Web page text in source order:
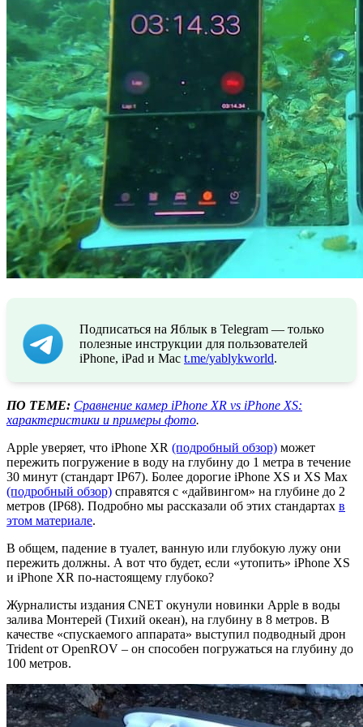
Подписаться на Яблык в Telegram — только
полезные инструкции для пользователей
iPhone, iPad и Mac t.me/yablykworld.
ПО ТЕМЕ: Сравнение камер iPhone XR vs iPhone XS:
характеристики и примеры фото.
Apple уверяет, что iPhone XR (подробный обзор) может
пережить погружение в воду на глубину до 1 метра в течение
30 минут (стандарт IP67). Более дорогие iPhone XS и XS Max
(подробный обзор) справятся с «дайвингом» на глубине до 2
метров (IP68). Подробно мы рассказали об этих стандартах в
этом материале.
В общем, падение в туалет, ванную или глубокую лужу они
пережить должны. А вот что будет, если «утопить» iPhone XS
и iPhone XR по-настоящему глубоко?
Журналисты издания CNET окунули новинки Apple в воды
залива Монтерей (Тихий океан), на глубину в 8 метров. В
качестве «спускаемого аппарата» выступил подводный дрон
Trident от OpenROV – он способен погружаться на глубину до
100 метров.